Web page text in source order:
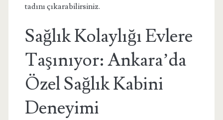
tadını çıkarabilirsiniz.
Sağlık Kolaylığı Evlere
Taşınıyor: Ankara’da
Özel Sağlık Kabini
Deneyimi